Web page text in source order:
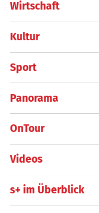
Wirtschaft
Kultur
Sport
Panorama
OnTour
Videos
s+ im Überblick